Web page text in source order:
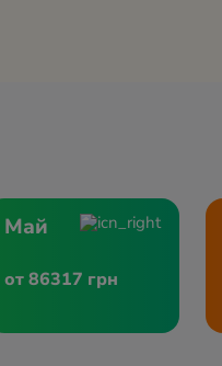
Май
от 86317 грн